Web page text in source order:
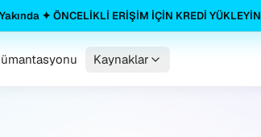
✦ ÖNCELİKLİ ERİŞİM İÇİN KREDİ YÜKLEYİN
Kaynaklar